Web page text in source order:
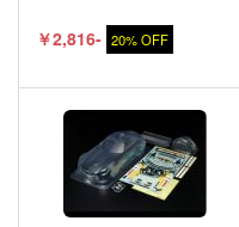
￥2,816- 20% OFF